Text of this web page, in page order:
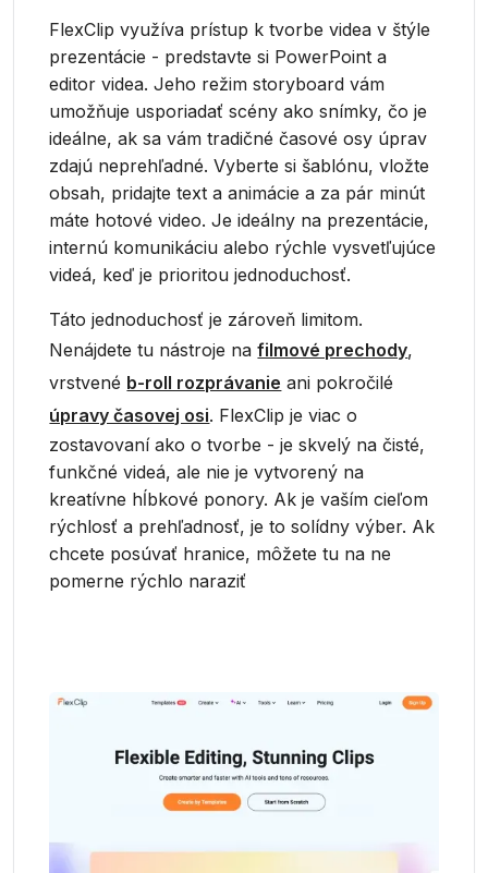
FlexClip využíva prístup k tvorbe videa v štýle
prezentácie - predstavte si PowerPoint a
editor videa. Jeho režim storyboard vám
umožňuje usporiadať scény ako snímky, čo je
ideálne, ak sa vám tradičné časové osy úprav
zdajú neprehľadné. Vyberte si šablónu, vložte
obsah, pridajte text a animácie a za pár minút
máte hotové video. Je ideálny na prezentácie,
internú komunikáciu alebo rýchle vysvetľujúce
videá, keď je prioritou jednoduchosť.
Táto jednoduchosť je zároveň limitom.
Nenájdete tu nástroje nafilmové prechody,
vrstvené b-roll rozprávanie ani pokročilé
úpravy časovej osi. FlexClip je viac o
zostavovaní ako o tvorbe - je skvelý na čisté,
funkčné videá, ale nie je vytvorený na
kreatívne hĺbkové ponory. Ak je vaším cieľom
rýchlosť a prehľadnosť, je to solídny výber. Ak
chcete posúvať hranice, môžete tu na ne
pomerne rýchlo naraziť